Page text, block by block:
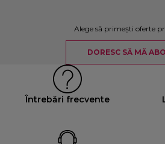
Alege să primești oferte
DORESC SĂ MĂ
Întrebări frecvente